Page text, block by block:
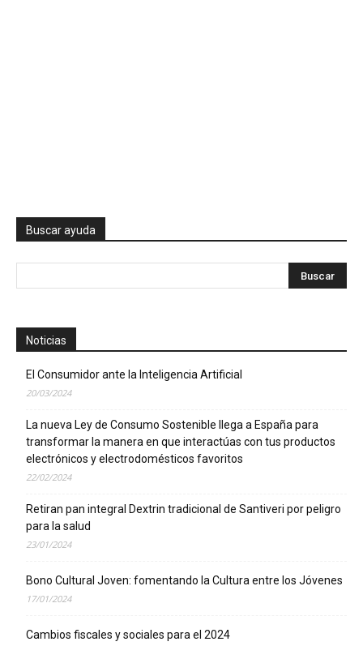
Buscar ayuda
Noticias
El Consumidor ante la Inteligencia Artificial
20/03/2024
La nueva Ley de Consumo Sostenible llega a España para
transformar la manera en que interactúas con tus productos
electrónicos y electrodomésticos favoritos
22/02/2024
Retiran pan integral Dextrin tradicional de Santiveri por peligro
para la salud
23/01/2024
Bono Cultural Joven: fomentando la Cultura entre los Jóvenes
17/01/2024
Cambios fiscales y sociales para el 2024